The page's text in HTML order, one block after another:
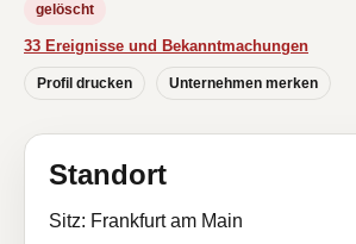
gelöscht
33 Ereignisse und Bekanntmachungen
Profil drucken Unternehmen merken
Standort
Sitz: Frankfurt am Main